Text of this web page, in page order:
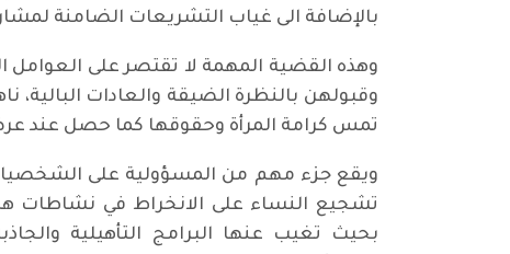
بالإضافة الى غياب التشريعات الضامنة
وهذه القضية المهمة لا تقتصر على
وقبولهن بالنظرة الضيقة والعادات
تمس كرامة المرأة وحقوقها كما حصل عند
ويقع جزء مهم من المسؤولية على
تشجيع النساء على الانخراط في نشاطات
بحيث تغيب عنها البرامج التأهيلية